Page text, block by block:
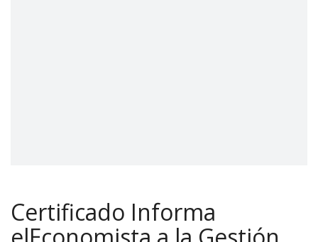
Certificado Informa